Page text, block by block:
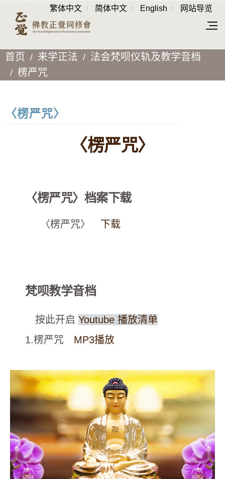
繁体中文 简体中文 English 网站导览
首页 来学正法
法会梵呗仪轨及教学音档
楞严咒
〈楞严咒〉
〈楞严咒〉
〈楞严咒〉档案下载
〈楞严咒〉 下载
梵呗教学音档
按此开启 Youtube 播放清单
1.楞严咒 MP3播放